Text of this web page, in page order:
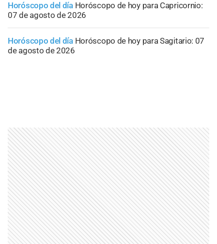
Horóscopo del día Horóscopo de hoy para Capricornio:
07 de agosto de 2026
Horóscopo del día Horóscopo de hoy para Sagitario: 07
de agosto de 2026